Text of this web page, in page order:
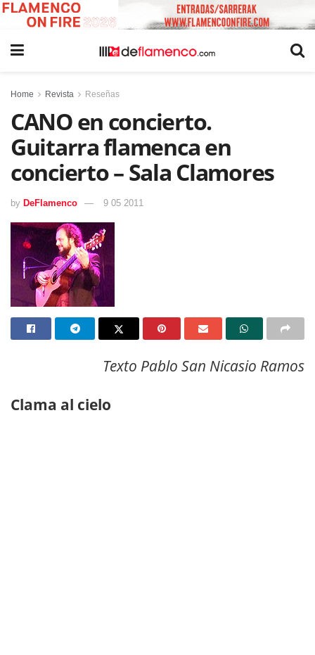
Home Revista Reseñas
CANO en concierto.
Guitarra flamenca en
concierto – Sala Clamores
by DeFlamenco 9 05 2011
Texto Pablo San Nicasio Ramos
Clama al cielo